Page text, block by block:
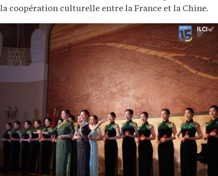
la coopération culturelle entre la France et la Chine.